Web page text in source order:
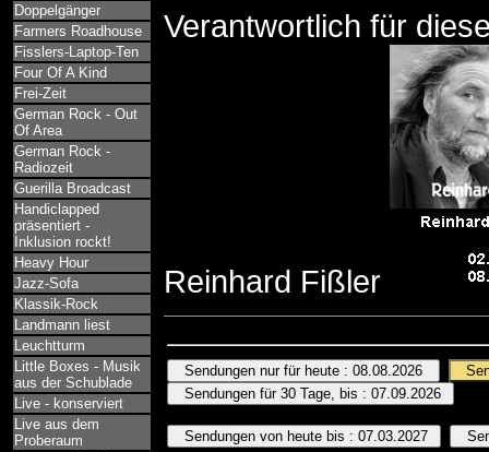
Doppelgänger
Farmers Roadhouse
Fisslers-Laptop-Ten
Four Of A Kind
Frei-Zeit
German Rock - Out
Of Area
German Rock -
Radiozeit
Guerilla Broadcast
Handiclapped
präsentiert -
Inklusion rockt!
Heavy Hour
Jazz-Sofa
Klassik-Rock
Landmann liest
Leuchtturm
Little Boxes - Musik
aus der Schublade
Live - konserviert
Live aus dem
Proberaum
Verantwortlich für
Reinhard Fißler